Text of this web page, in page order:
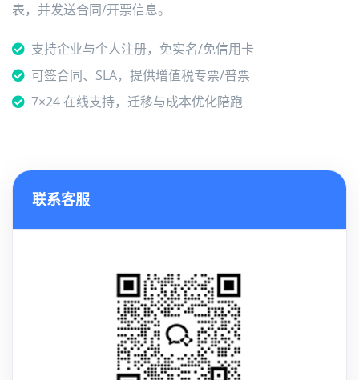
表，并发送合同/开票信息。
支持企业与个人注册，免实名/免信用卡
可签合同、SLA，提供增值税专票/普票
7×24 在线支持，迁移与成本优化陪跑
联系客服